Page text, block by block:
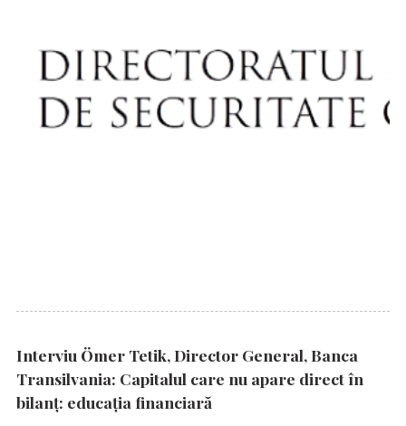
Interviu Ömer Tetik, Director General, Banca
Transilvania: Capitalul care nu apare direct în
bilanț: educația financiară